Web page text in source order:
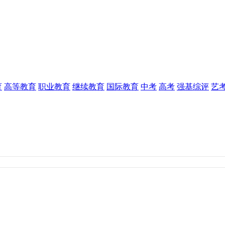
高等教育 职业教育 继续教育 国际教育 中考 高考 强基综评 艺